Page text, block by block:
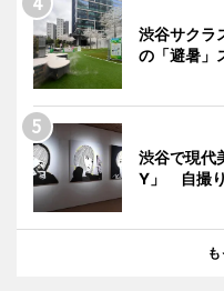
渋谷サクラ
の「避暑」
渋谷で現代
Y」 自撮り